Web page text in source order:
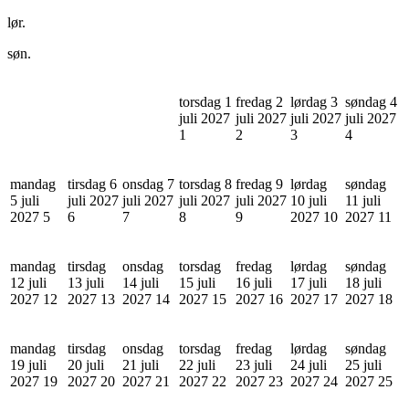
lør.
søn.
torsdag 1
juli 2027
1
fredag 2
juli 2027
2
lørdag 3
juli 2027
3
søndag 4
juli 2027
4
mandag
5 juli
2027 5
tirsdag 6
juli 2027
6
onsdag 7
juli 2027
7
torsdag 8
juli 2027
8
fredag 9
juli 2027
9
lørdag
10 juli
2027 10
søndag
11 juli
2027 11
mandag
12 juli
2027 12
tirsdag
13 juli
2027 13
onsdag
14 juli
2027 14
torsdag
15 juli
2027 15
fredag
16 juli
2027 16
lørdag
17 juli
2027 17
søndag
18 juli
2027 18
mandag
19 juli
2027 19
tirsdag
20 juli
2027 20
onsdag
21 juli
2027 21
torsdag
22 juli
2027 22
fredag
23 juli
2027 23
lørdag
24 juli
2027 24
søndag
25 juli
2027 25